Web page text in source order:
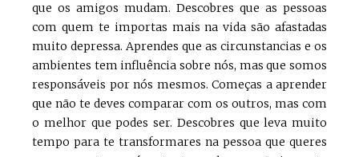
que os amigos mudam. Descobres que as pessoas
com quem te importas mais na vida são afastadas
muito depressa. Aprendes que as circunstancias e os
ambientes tem influência sobre nós, mas que somos
responsáveis por nós mesmos. Começas a aprender
que não te deves comparar com os outros, mas com
o melhor que podes ser. Descobres que leva muito
tempo para te transformares na pessoa que queres